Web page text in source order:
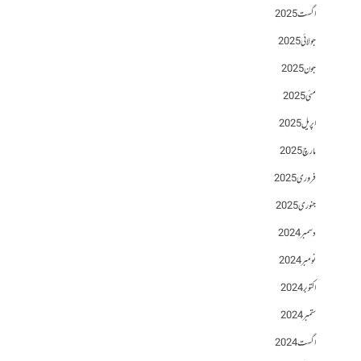
اگست 2025
جولائی 2025
جون 2025
مئی 2025
اپریل 2025
مارچ 2025
فروری 2025
جنوری 2025
دسمبر 2024
نومبر 2024
اکتوبر 2024
ستمبر 2024
اگست 2024